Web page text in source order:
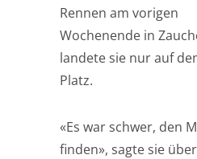
Rennen am vorigen
Wochenende in
landete sie nur auf
Platz.
«Es war schwer, den
finden», sagte sie